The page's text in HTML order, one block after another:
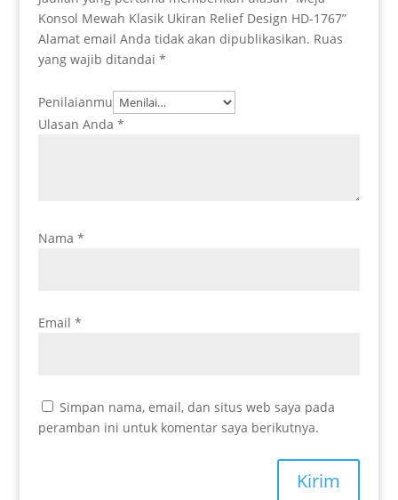
Konsol Mewah Klasik Ukiran Relief Design HD-1767”
Alamat email Anda tidak akan dipublikasikan. Ruas
yang wajib ditandai *
Penilaianmu
Ulasan Anda *
Nama *
Email *
Simpan nama, email, dan situs web saya pada
peramban ini untuk komentar saya berikutnya.
Kirim